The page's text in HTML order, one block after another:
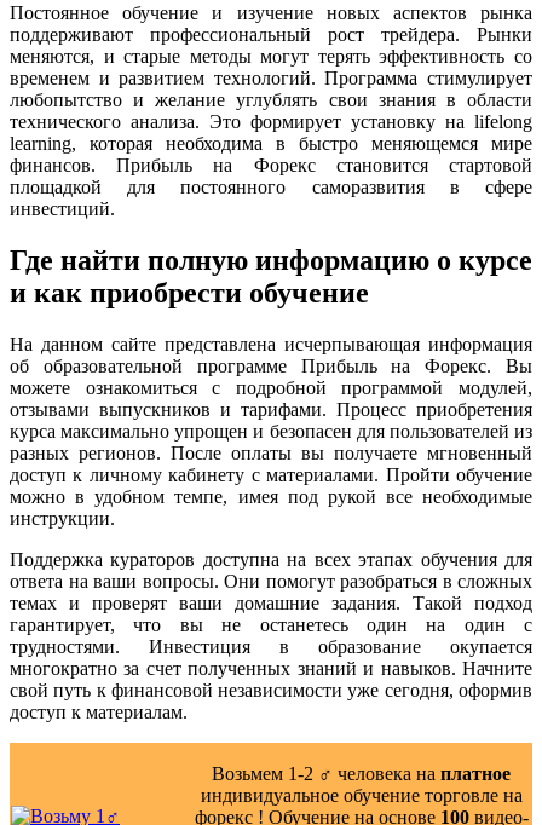
Постоянное обучение и изучение новых аспектов рынка
поддерживают профессиональный рост трейдера. Рынки
меняются, и старые методы могут терять эффективность со
временем и развитием технологий. Программа стимулирует
любопытство и желание углублять свои знания в области
технического анализа. Это формирует установку на lifelong
learning, которая необходима в быстро меняющемся мире
финансов. Прибыль на Форекс становится стартовой
площадкой для постоянного саморазвития в сфере
инвестиций.
Где найти полную информацию о курсе
и как приобрести обучение
На данном сайте представлена исчерпывающая информация
об образовательной программе Прибыль на Форекс. Вы
можете ознакомиться с подробной программой модулей,
отзывами выпускников и тарифами. Процесс приобретения
курса максимально упрощен и безопасен для пользователей из
разных регионов. После оплаты вы получаете мгновенный
доступ к личному кабинету с материалами. Пройти обучение
можно в удобном темпе, имея под рукой все необходимые
инструкции.
Поддержка кураторов доступна на всех этапах обучения для
ответа на ваши вопросы. Они помогут разобраться в сложных
темах и проверят ваши домашние задания. Такой подход
гарантирует, что вы не останетесь один на один с
трудностями. Инвестиция в образование окупается
многократно за счет полученных знаний и навыков. Начните
свой путь к финансовой независимости уже сегодня, оформив
доступ к материалам.
Возьмем 1-2 ‍♂️ человека на платное
индивидуальное обучение торговле на
форекс ! Обучение на основе 100видео-